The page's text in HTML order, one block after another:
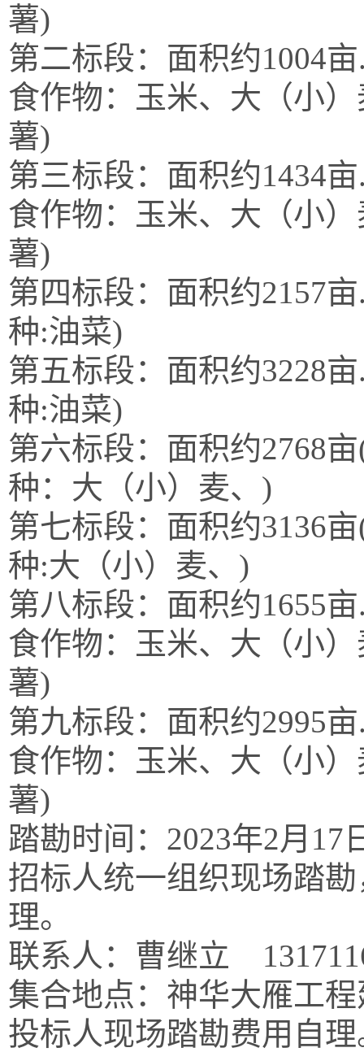
薯)
第二标段：面积约1004
食作物：玉米、大（小
薯)
第三标段：面积约1434
食作物：玉米、大（小
薯)
第四标段：面积约2157
种:油菜)
第五标段：面积约3228
种:油菜)
第六标段：面积约2768
种：大（小）麦、)
第七标段：面积约3136
种:大（小）麦、)
第八标段：面积约1655
食作物：玉米、大（小
薯)
第九标段：面积约2995
食作物：玉米、大（小
薯)
踏勘时间： 2023年2月17
招标人统一组织现场踏
理。
联系人：曹继立
集合地点：神华大雁工
投标人现场踏勘费用自理